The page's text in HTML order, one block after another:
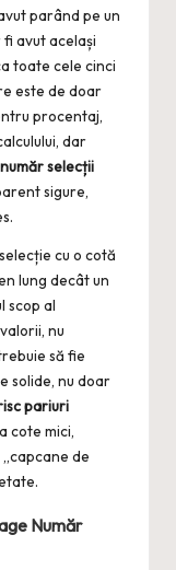
parând pe un
avut același
toate cele cinci
este de doar
procentaj,
dar
număr selecții
sigure,
cu o cotă
lung decât un
scop al
nu
să fie
solide, nu doar
pariuri
cote mici,
de
Număr